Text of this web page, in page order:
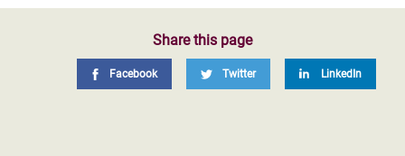
Share this page
Facebook Twitter LinkedIn